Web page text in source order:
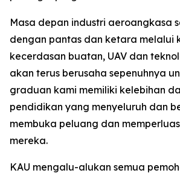
Masa depan industri aeroangkasa
dengan pantas dan ketara melalui
kecerdasan buatan, UAV dan
akan terus berusaha sepenuhnya
graduan kami memiliki kelebihan
pendidikan yang menyeluruh dan
membuka peluang dan
mereka.
KAU mengalu-alukan semua